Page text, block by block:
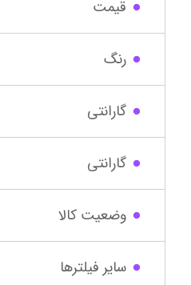
قیمت
رنگ
گارانتی
گارانتی‌
وضعیت کالا
سایر فیلترها